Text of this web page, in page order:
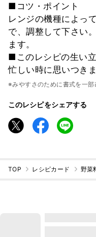
■コツ・ポイント
レンジの機種によっ
で、調整して下さい
ます。
■このレシピの生い
忙しい時に思いつきま
※みやすさのために書式を一部
このレシピをシェアする
TOP レシピカード 野菜